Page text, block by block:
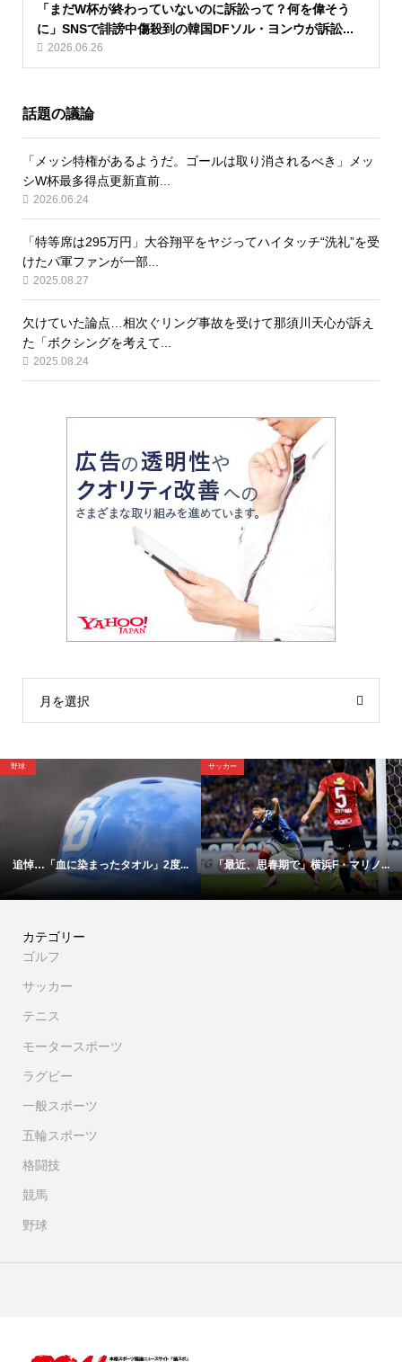
「まだW杯が終わっていないのに訴訟って？何を偉そう
に」SNSで誹謗中傷殺到の韓国DFソル・ヨンウが訴訟...
2026.06.26
話題の議論
「メッシ特権があるようだ。ゴールは取り消されるべき」メッ
シW杯最多得点更新直前...
2026.06.24
「特等席は295万円」大谷翔平をヤジってハイタッチ“洗礼”を受
けたパ軍ファンが一部...
2025.08.27
欠けていた論点…相次ぐリング事故を受けて那須川天心が訴え
た「ボクシングを考えて...
2025.08.24
月を選択
2度... 「最近、思春期で」横浜F・マリノ...
サッカー
【映像】これが横浜Ｆ・マ
カテゴリー
ゴルフ
サッカー
テニス
モータースポーツ
ラグビー
一般スポーツ
五輪スポーツ
格闘技
競馬
野球